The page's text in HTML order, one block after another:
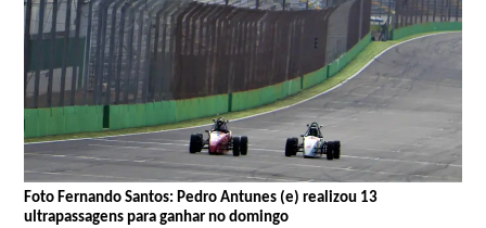
Foto Fernando Santos: Pedro Antunes (e) realizou 13
ultrapassagens para ganhar no domingo